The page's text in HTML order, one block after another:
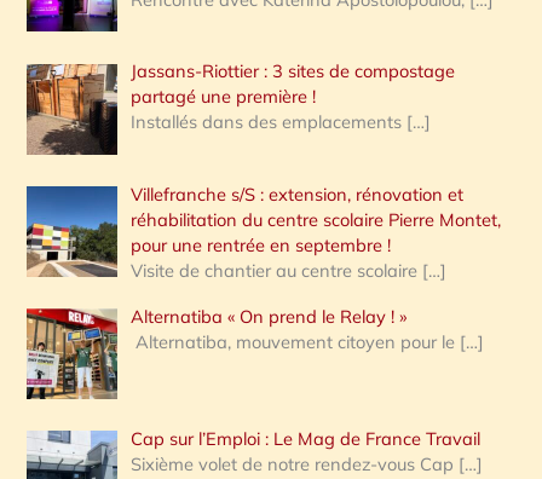
Jassans-Riottier : 3 sites de compostage
partagé une première !
Installés dans des emplacements […]
Villefranche s/S : extension, rénovation et
réhabilitation du centre scolaire Pierre Montet,
pour une rentrée en septembre !
Visite de chantier au centre scolaire […]
Alternatiba « On prend le Relay ! »
Alternatiba, mouvement citoyen pour le […]
Cap sur l’Emploi : Le Mag de France Travail
Sixième volet de notre rendez-vous Cap […]